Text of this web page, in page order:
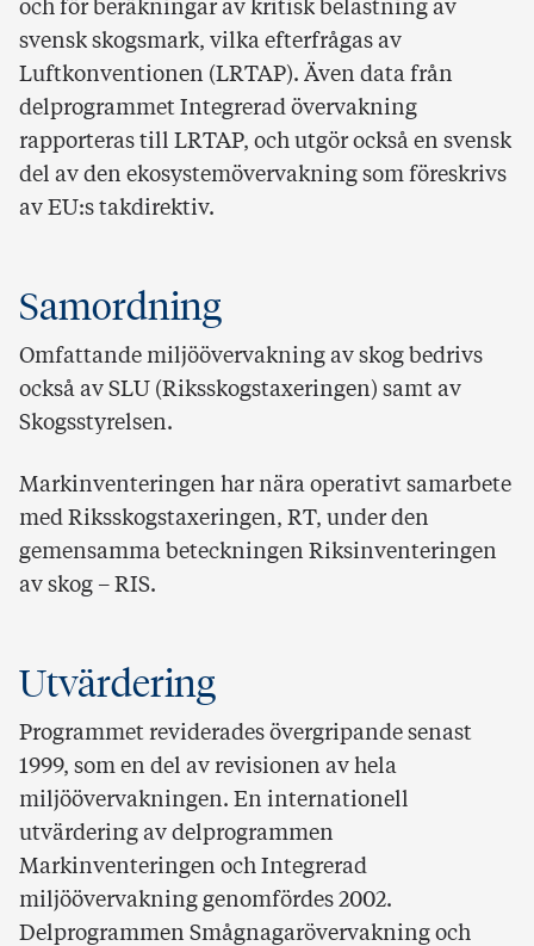
och för beräkningar av kritisk belastning av
svensk skogsmark, vilka efterfrågas av
Luftkonventionen (LRTAP). Även data från
delprogrammet Integrerad övervakning
rapporteras till LRTAP, och utgör också en svensk
del av den ekosystemövervakning som föreskrivs
av EU:s takdirektiv.
Samordning
Omfattande miljöövervakning av skog bedrivs
också av SLU (Riksskogstaxeringen) samt av
Skogsstyrelsen.
Markinventeringen har nära operativt samarbete
med Riksskogstaxeringen, RT, under den
gemensamma beteckningen Riksinventeringen
av skog – RIS.
Utvärdering
Programmet reviderades övergripande senast
1999, som en del av revisionen av hela
miljöövervakningen. En internationell
utvärdering av delprogrammen
Markinventeringen och Integrerad
miljöövervakning genomfördes 2002.
Delprogrammen Smågnagarövervakning och